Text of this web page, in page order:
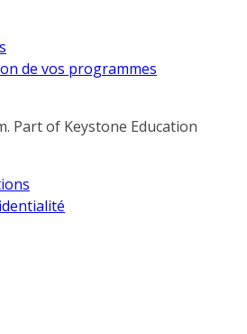
de vos programmes
Part of Keystone Education